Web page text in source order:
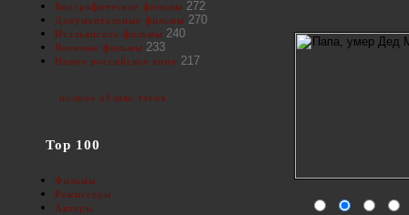
Биографические фильмы 272
Документальные фильмы 270
Итальянские фильмы 240
Военные фильмы 233
Новое российское кино 217
полное облако тегов
Top 100
Фильмы
Режиссеры
Актеры